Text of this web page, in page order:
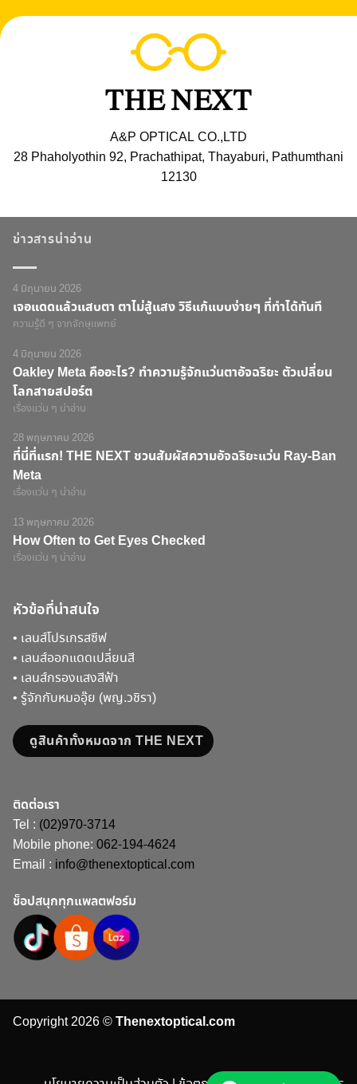
A&P OPTICAL CO.,LTD
28 Phaholyothin 92, Prachathipat, Thayaburi, Pathumthani
12130
ข่าวสารน่าอ่าน
4 มิถุนายน 2026
เจอแดดแล้วแสบตา ตาไม่สู้แสง วิธีแก้แบบง่ายๆ ที่ทำได้ทันที
ความรู้ดี ๆ จากจักษุแพทย์
4 มิถุนายน 2026
Oakley Meta คืออะไร? ทำความรู้จักแว่นตาอัจฉริยะ ตัวเปลี่ยน
โลกสายสปอร์ต
เรื่องแว่น ๆ น่าอ่าน
28 พฤษภาคม 2026
ที่นี่ที่แรก! THE NEXT ชวนสัมผัสความอัจฉริยะแว่น Ray-Ban
Meta
เรื่องแว่น ๆ น่าอ่าน
13 พฤษภาคม 2026
How Often to Get Eyes Checked
เรื่องแว่น ๆ น่าอ่าน
หัวข้อที่น่าสนใจ
• เลนส์โปรเกรสซีฟ
• เลนส์ออกแดดเปลี่ยนสี
• เลนส์กรองแสงสีฟ้า
• รู้จักกับหมออุ๊ย (พญ.วชิรา)
ดูสินค้าทั้งหมดจาก THE NEXT
ติดต่อเรา
Tel : (02)970-3714
Mobile phone: 062-194-4624
Email : info@thenextoptical.com
ช็อปสนุกทุกแพลตฟอร์ม
Copyright 2026 ©Thenextoptical.com